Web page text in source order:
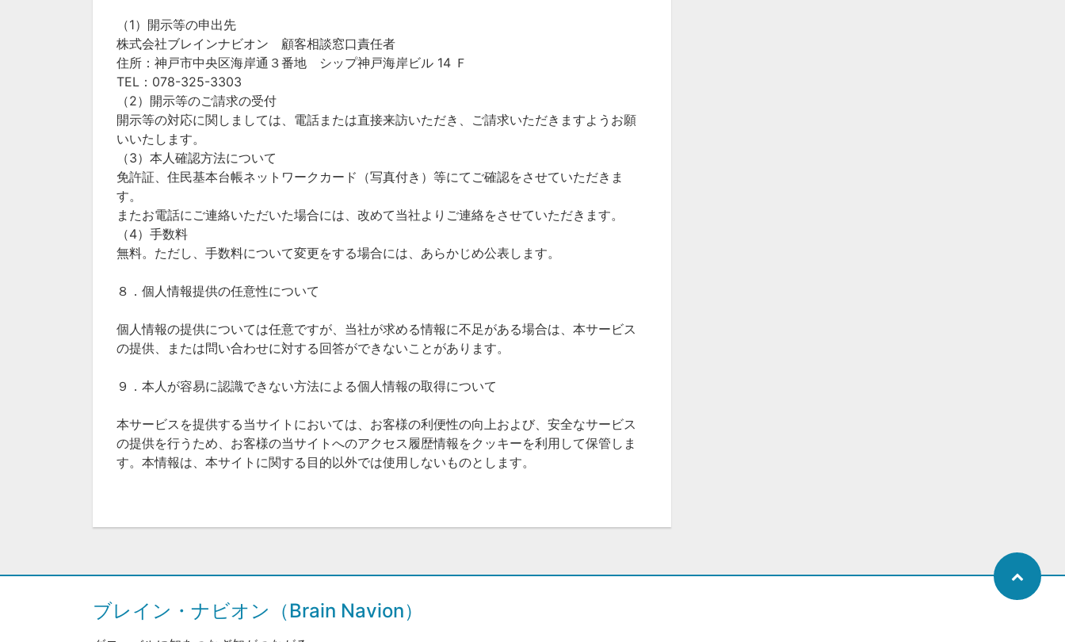
（1）開示等の申出先
株式会社ブレインナビオン 顧客相談窓口責任者
住所：神戸市中央区海岸通３番地 シップ神戸海岸ビル 14 Ｆ
TEL：078-325-3303
（2）開示等のご請求の受付
開示等の対応に関しましては、電話または直接来訪いただき、ご請求いただきますようお願
いいたします。
（3）本人確認方法について
免許証、住民基本台帳ネットワークカード（写真付き）等にてご確認をさせていただきま
す。
またお電話にご連絡いただいた場合には、改めて当社よりご連絡をさせていただきます。
（4）手数料
無料。ただし、手数料について変更をする場合には、あらかじめ公表します。
８．個人情報提供の任意性について
個人情報の提供については任意ですが、当社が求める情報に不足がある場合は、本サービス
の提供、または問い合わせに対する回答ができないことがあります。
９．本人が容易に認識できない方法による個人情報の取得について
本サービスを提供する当サイトにおいては、お客様の利便性の向上および、安全なサービス
の提供を行うため、お客様の当サイトへのアクセス履歴情報をクッキーを利用して保管しま
す。本情報は、本サイトに関する目的以外では使用しないものとします。
ブレイン・ナビオン（Brain Navion）